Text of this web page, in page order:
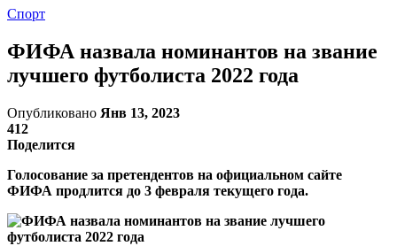
Спорт
ФИФА назвала номинантов на звание
лучшего футболиста 2022 года
Опубликовано Янв 13, 2023
412
Поделится
Голосование за претендентов на официальном сайте
ФИФА продлится до 3 февраля текущего года.